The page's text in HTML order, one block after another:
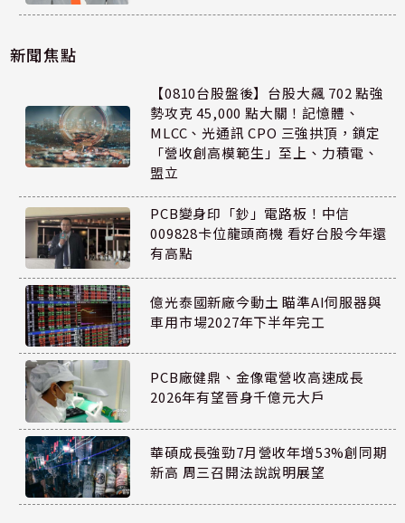
新聞焦點
【0810台股盤後】台股大飆 702 點強
勢攻克 45,000 點大關！記憶體、
MLCC、光通訊 CPO 三強拱頂，鎖定
「營收創高模範生」至上、力積電、
盟立
PCB變身印「鈔」電路板！中信
009828卡位龍頭商機 看好台股今年還
有高點
億光泰國新廠今動土 瞄準AI伺服器與
車用市場2027年下半年完工
PCB廠健鼎、金像電營收高速成長
2026年有望晉身千億元大戶
華碩成長強勁7月營收年增53%創同期
新高 周三召開法說說明展望